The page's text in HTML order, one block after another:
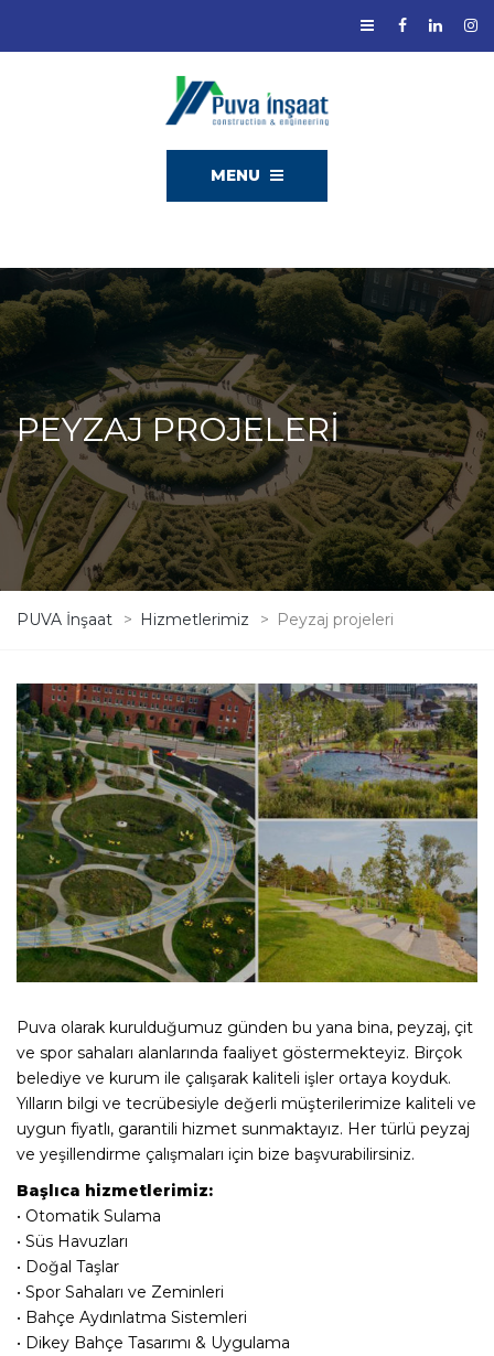
MENU
PEYZAJ PROJELERI
PUVA İnşaat > Hizmetlerimiz > Peyzaj projeleri
Puva olarak kurulduğumuz günden bu yana bina, peyzaj, çit
ve spor sahaları alanlarında faaliyet göstermekteyiz. Birçok
belediye ve kurum ile çalışarak kaliteli işler ortaya koyduk.
Yılların bilgi ve tecrübesiyle değerli müşterilerimize kaliteli ve
uygun fiyatlı, garantili hizmet sunmaktayız. Her türlü peyzaj
ve yeşillendirme çalışmaları için bize başvurabilirsiniz.
Başlıca hizmetlerimiz:
• Otomatik Sulama
• Süs Havuzları
• Doğal Taşlar
• Spor Sahaları ve Zeminleri
• Bahçe Aydınlatma Sistemleri
• Dikey Bahçe Tasarımı & Uygulama